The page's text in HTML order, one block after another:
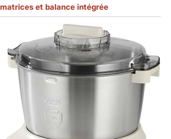
matrices et balance intégrée